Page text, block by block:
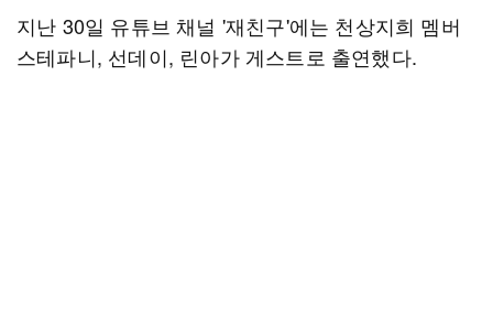
지난 30일 유튜브 채널 '재친구'에는 천상지희 멤버
스테파니, 선데이, 린아가 게스트로 출연했다.